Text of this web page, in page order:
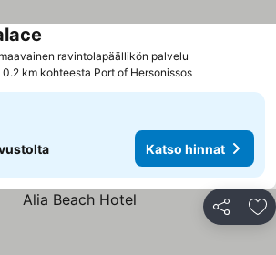
ravintolapäällikön palvelu
0.2 km kohteesta Port of Hersonissos
Katso hinnat
Jaa